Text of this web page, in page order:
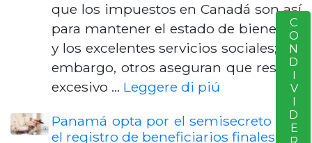
que los impuestos en Canadá son así
para mantener el estado de bienestar
y los excelentes servicios sociales; sin
embargo, otros aseguran que resulta
excesivo … Leggere di piú
Panamá opta por el semisecreto con
el registro de beneficiarios finales
CONDIVIDERE